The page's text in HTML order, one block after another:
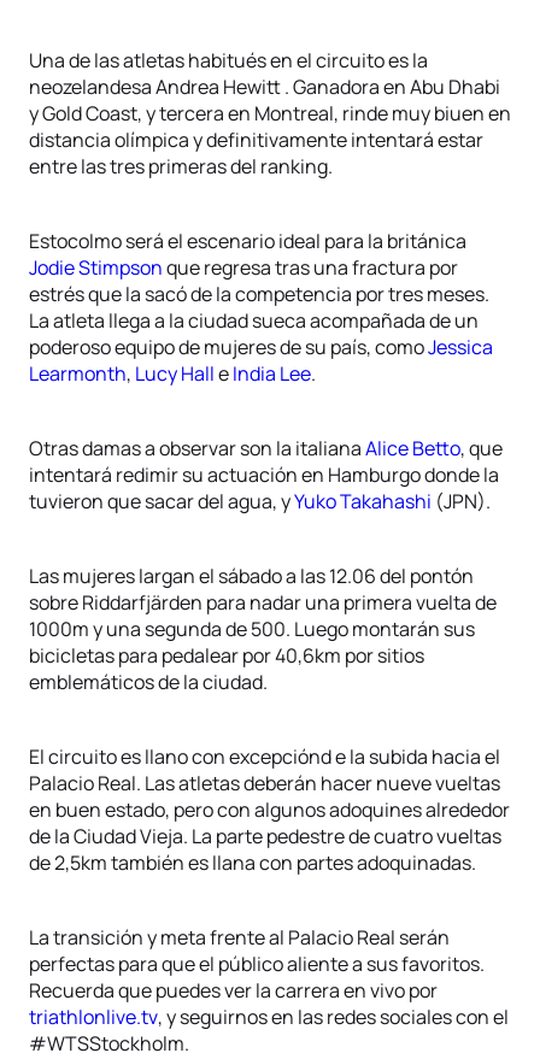
Una de las atletas habitués en el circuito es la
neozelandesa Andrea Hewitt . Ganadora en Abu Dhabi
y Gold Coast, y tercera en Montreal, rinde muy biuen en
distancia olímpica y definitivamente intentará estar
entre las tres primeras del ranking.
Estocolmo será el escenario ideal para la británica
Jodie Stimpsonque regresa tras una fractura por
estrés que la sacó de la competencia por tres meses.
La atleta llega a la ciudad sueca acompañada de un
poderoso equipo de mujeres de su país, comoJessica
Learmonth, Lucy HalleIndia Lee.
Otras damas a observar son la italianaAlice Betto, que
intentará redimir su actuación en Hamburgo donde la
tuvieron que sacar del agua, yYuko Takahashi (JPN).
Las mujeres largan el sábado a las 12.06 del pontón
sobre Riddarfjärden para nadar una primera vuelta de
1000m y una segunda de 500. Luego montarán sus
bicicletas para pedalear por 40,6km por sitios
emblemáticos de la ciudad.
El circuito es llano con excepciónd e la subida hacia el
Palacio Real. Las atletas deberán hacer nueve vueltas
en buen estado, pero con algunos adoquines alrededor
de la Ciudad Vieja. La parte pedestre de cuatro vueltas
de 2,5km también es llana con partes adoquinadas.
La transición y meta frente al Palacio Real serán
perfectas para que el público aliente a sus favoritos.
Recuerda que puedes ver la carrera en vivo por
triathlonlive.tv, y seguirnos en las redes sociales con el
#WTSStockholm.